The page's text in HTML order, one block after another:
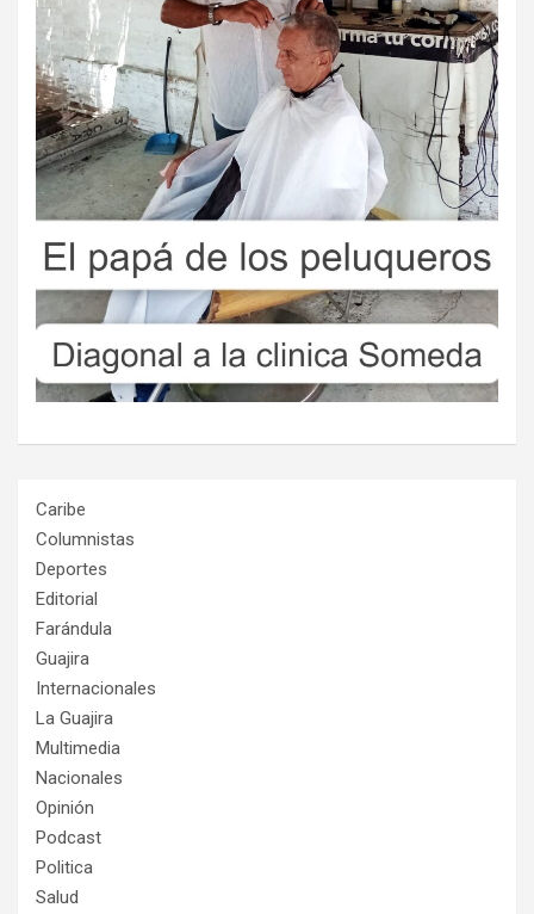
Caribe
Columnistas
Deportes
Editorial
Farándula
Guajira
Internacionales
La Guajira
Multimedia
Nacionales
Opinión
Podcast
Politica
Salud